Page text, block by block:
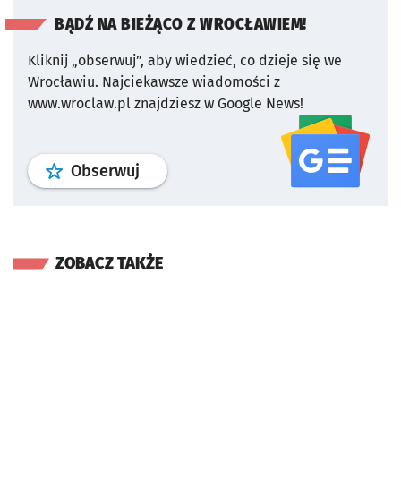
BĄDŹ NA BIEŻĄCO Z WROCŁAWIEM!
Kliknij „obserwuj”, aby wiedzieć, co dzieje się we
Wrocławiu. Najciekawsze wiadomości z
www.wroclaw.pl znajdziesz w Google News!
Obserwuj profil serwisu
ZOBACZ TAKŻE